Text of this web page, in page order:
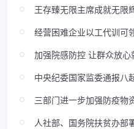
王存臻无限主席成就无限
经营困难企业以工代训可
加强院感防控 让群众放
中央纪委国家监委通报八
三部门进一步加强防疫物
人社部、国务院扶贫办部